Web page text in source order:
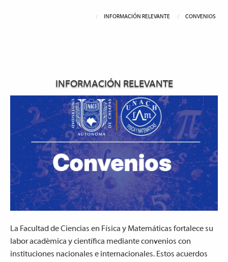
INFORMACIÓN RELEVANTE CONVENIOS
INFORMACIÓN RELEVANTE
La Facultad de Ciencias en Física y Matemáticas fortalece su
labor académica y científica mediante convenios con
instituciones nacionales e internacionales. Estos acuerdos